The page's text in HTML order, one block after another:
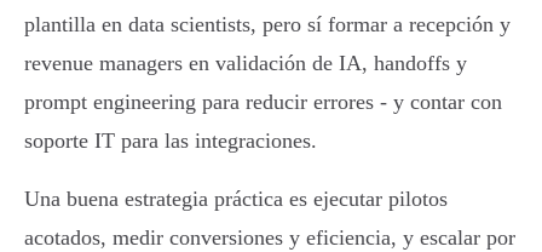
plantilla en data scientists, pero sí formar a recepción y
revenue managers en validación de IA, handoffs y
prompt engineering para reducir errores - y contar con
soporte IT para las integraciones.
Una buena estrategia práctica es ejecutar pilotos
acotados, medir conversiones y eficiencia, y escalar por